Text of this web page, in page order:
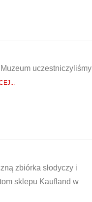
uczestniczyliśmy
zbiórka słodyczy i
sklepu Kaufland w